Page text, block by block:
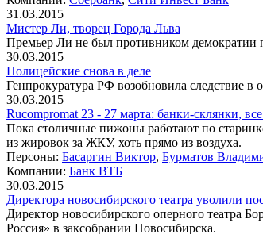
31.03.2015
Мистер Ли, творец Города Льва
Премьер Ли не был противником демократии
30.03.2015
Полицейские снова в деле
Генпрокуратура РФ возобновила следствие
30.03.2015
Rucompromat 23 - 27 марта: банки-склянки, все
Пока столичные пижоны работают по
из жировок за ЖКУ, хоть прямо из воздуха.
Персоны: Басаргин Виктор, Бурматов
Компании: Банк ВТБ
30.03.2015
Директора новосибирского театра уволили
Директор новосибирского оперного театра
Россия» в заксобрании Новосибирска.